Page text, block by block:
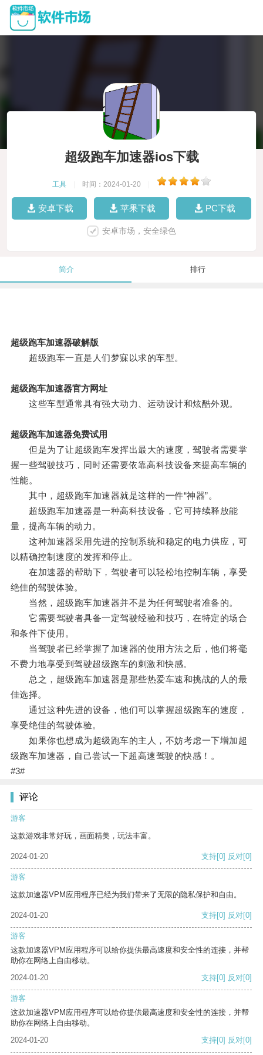
超级跑车加速器ios下载
工具 时间：2024-01-20
安卓下载 苹果下载 PC下载
安卓市场，安全绿色
简介 排行
超级跑车加速器破解版
超级跑车一直是人们梦寐以求的车型。
超级跑车加速器官方网址
这些车型通常具有强大动力、运动设计和炫酷外观。
超级跑车加速器免费试用
但是为了让超级跑车发挥出最大的速度，驾驶者需要掌
握一些驾驶技巧，同时还需要依靠高科技设备来提高车辆的
性能。
其中，超级跑车加速器就是这样的一件“神器”。
超级跑车加速器是一种高科技设备，它可持续释放能
量，提高车辆的动力。
这种加速器采用先进的控制系统和稳定的电力供应，可
以精确控制速度的发挥和停止。
在加速器的帮助下，驾驶者可以轻松地控制车辆，享受
绝佳的驾驶体验。
当然，超级跑车加速器并不是为任何驾驶者准备的。
它需要驾驶者具备一定驾驶经验和技巧，在特定的场合
和条件下使用。
当驾驶者已经掌握了加速器的使用方法之后，他们将毫
不费力地享受到驾驶超级跑车的刺激和快感。
总之，超级跑车加速器是那些热爱车速和挑战的人的最
佳选择。
通过这种先进的设备，他们可以掌握超级跑车的速度，
享受绝佳的驾驶体验。
如果你也想成为超级跑车的主人，不妨考虑一下增加超
级跑车加速器，自己尝试一下超高速驾驶的快感！。
#3#
评论
游客
这款游戏非常好玩，画面精美，玩法丰富。
2024-01-20 支持[0] 反对[0]
游客
这款加速器VPM应用程序已经为我们带来了无限的隐私保护和自由。
2024-01-20 支持[0] 反对[0]
游客
这款加速器VPM应用程序可以给你提供最高速度和安全性的连接，并帮
助你在网络上自由移动。
2024-01-20
支持[0] 反对[0]
游客
这款加速器VPM应用程序可以给你提供最高速度和安全性的连接，并帮
助你在网络上自由移动。
2024-01-20
支持[0] 反对[0]